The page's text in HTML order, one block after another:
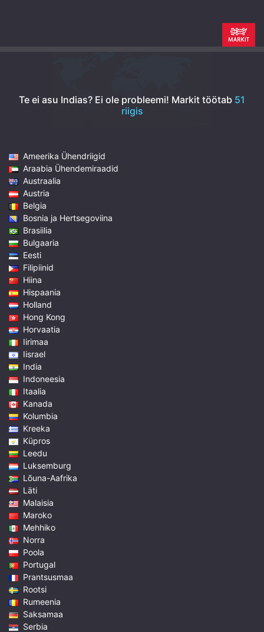
Te ei asu Indias? Ei ole probleemi! Markit töötab 51
riigis
Ameerika Ühendriigid
Araabia Ühendemiraadid
Austraalia
Austria
Belgia
Bosnia ja Hertsegoviina
Brasiilia
Bulgaaria
Eesti
Filipiinid
Hiina
Hispaania
Holland
Hong Kong
Horvaatia
Iirimaa
Iisrael
India
Indoneesia
Itaalia
Kanada
Kolumbia
Kreeka
Küpros
Leedu
Luksemburg
Lõuna-Aafrika
Läti
Malaisia
Maroko
Mehhiko
Norra
Poola
Portugal
Prantsusmaa
Rootsi
Rumeenia
Saksamaa
Serbia